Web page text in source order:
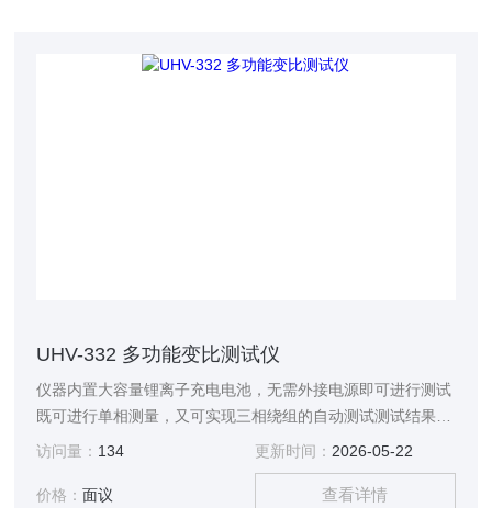
UHV-332 多功能变比测试仪
仪器内置大容量锂离子充电电池，无需外接电源即可进行测试
既可进行单相测量，又可实现三相绕组的自动测试测试结果具
有更好的等效性，不会出现组别误判等现象
访问量： 134 更新时间： 2026-05-22
价格：面议 查看详情